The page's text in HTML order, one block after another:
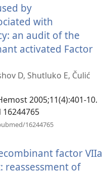
by
with
an audit of the
activated Factor
D, Shutluko E, Čulić
2005;11(4):401-10.
16244765
պատուհան)
factor VIIa
reassessment of